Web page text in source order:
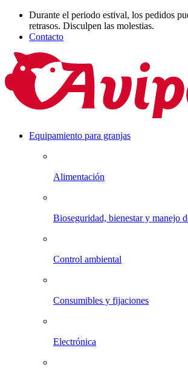
Durante el periodo estival, los pedidos
retrasos. Disculpen las molestias.
Contacto
Equipamiento para granjas
Alimentación
Bioseguridad, bienestar y manejo
Control ambiental
Consumibles y fijaciones
Electrónica